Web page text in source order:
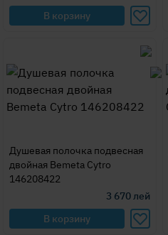
В корзину
Душевая полочка подвесная
двойная Bemeta Cytro
146208422
3 670лей
В корзину